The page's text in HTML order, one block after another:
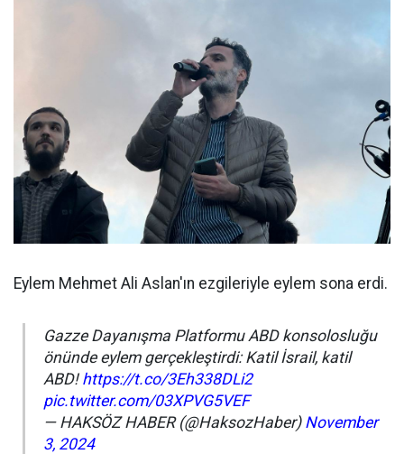
Eylem Mehmet Ali Aslan'ın ezgileriyle eylem sona erdi.
Gazze Dayanışma Platformu ABD konsolosluğu
önünde eylem gerçekleştirdi: Katil İsrail, katil
ABD! https://t.co/3Eh338DLi2
pic.twitter.com/03XPVG5VEF
— HAKSÖZ HABER (@HaksozHaber) November
3, 2024